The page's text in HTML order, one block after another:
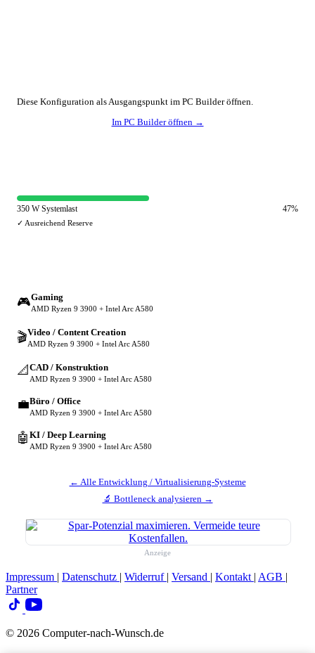
Diese Konfiguration als Ausgangspunkt im PC Builder öffnen.
Im PC Builder öffnen →
350 W Systemlast 47%
✓ Ausreichend Reserve
🎮Gaming
AMD Ryzen 9 3900 + Intel Arc A580
🎬Video / Content Creation
AMD Ryzen 9 3900 + Intel Arc A580
📐 CAD / Konstruktion
AMD Ryzen 9 3900 + Intel Arc A580
💼Büro / Office
AMD Ryzen 9 3900 + Intel Arc A580
🤖 KI / Deep Learning
AMD Ryzen 9 3900 + Intel Arc A580
← Alle Entwicklung / Virtualisierung-Systeme
🔬 Bottleneck analysieren →
Anzeige
Impressum | Datenschutz | Widerruf | Versand | Kontakt | AGB |
Partner
© 2026 Computer-nach-Wunsch.de